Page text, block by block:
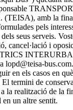
amb la
pels
seus serveis.
cancel·lació i
lopd@teisa-
en els casos en
termini de
la realització de la
un altre sentit.